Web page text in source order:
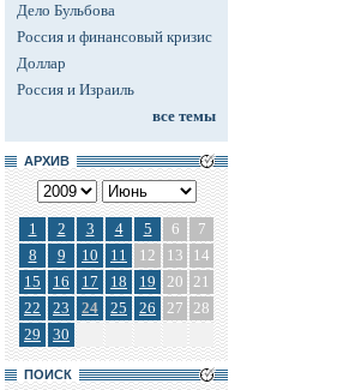
Дело Бульбова
Россия и финансовый кризис
Доллар
Россия и Израиль
все темы
АРХИВ
1 2 3 4 5 6
7
8
9 10 11 12 13
14
15
16 17 18 19 20 21
22
23 24 25 26 27 28
29
30
ПОИСК